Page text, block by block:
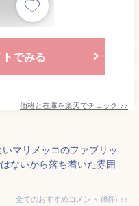
でみる
価格と在庫を楽天でチェック >>
マリメッコのファブリッ
ないから落ち着いた雰囲
全てのおすすめコメント (6件) >